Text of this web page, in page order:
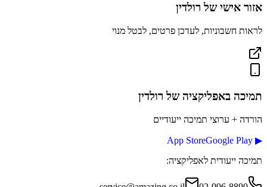
אזור אישי של רולדין
לראות חשבוניות, לעדכן פרטים, לבטל מנוי
תמיכה באפליקציה של רולדין
הורדה + ערוצי תמיכה ייעודיים
▶
Google Play
App Store
תמיכה ייעודית לאפליקציה: